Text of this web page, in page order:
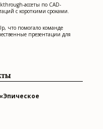
ассеты по CAD-
с короткими сроками.
что помогало команде
презентации для